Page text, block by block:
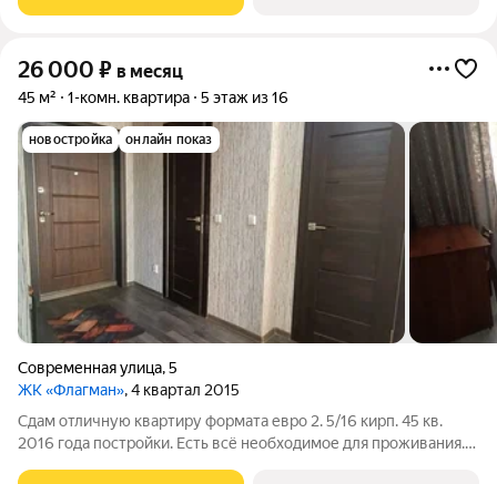
26 000 ₽ в месяц
45 м² 1-комн. квартира 5 этаж из 16
новостройка онлайн показ
Современная улица,5
ЖК «Флагман», 4 квартал 2015
Сдам отличную квартиру формата евро 2. 5/16 кирп. 45 кв.
2016 года постройки. Есть всё необходимое для проживания.